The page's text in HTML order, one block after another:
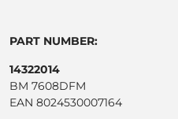
PART NUMBER:
14322014
BM 7608DFM
EAN 8024530007164